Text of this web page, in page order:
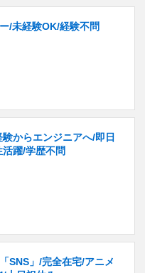
/未経験OK/経験不問
からエンジニアへ/即日
躍/学歴不問
SNS」/完全在宅/アニメ